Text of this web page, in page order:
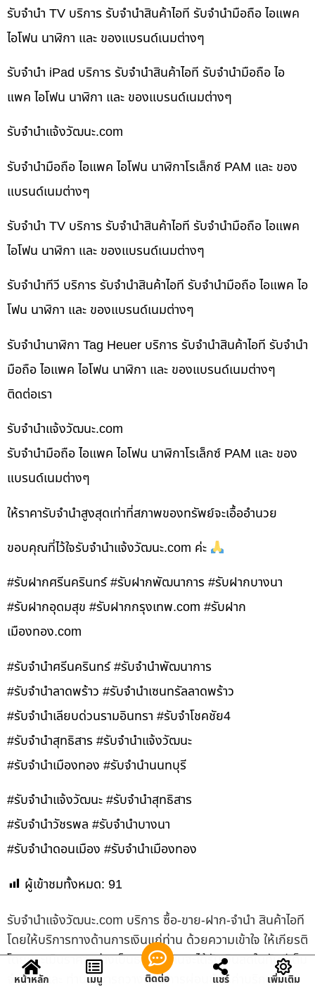
รับจำนำ TV บริการ รับจำนำสินค้าไอที รับจำนำมือถือ ไอแพค
ไอโฟน นาฬิกา และ ของแบรนด์เนมต่างๆ
รับจำนำ iPad บริการ รับจำนำสินค้าไอที รับจำนำมือถือ ไอ
แพค ไอโฟน นาฬิกา และ ของแบรนด์เนมต่างๆ
รับจํานําแจ้งวัฒนะ.com
รับจำนำมือถือ ไอแพค ไอโฟน นาฬิกาโรเล็กซ์ PAM และ ของ
แบรนด์เนมต่างๆ
รับจำนำ TV บริการ รับจำนำสินค้าไอที รับจำนำมือถือ ไอแพค
ไอโฟน นาฬิกา และ ของแบรนด์เนมต่างๆ
รับจำนำทีวี บริการ รับจำนำสินค้าไอที รับจำนำมือถือ ไอแพค ไอ
โฟน นาฬิกา และ ของแบรนด์เนมต่างๆ
รับจำนำนาฬิกา Tag Heuer บริการ รับจำนำสินค้าไอที รับจำนำ
มือถือ ไอแพค ไอโฟน นาฬิกา และ ของแบรนด์เนมต่างๆ
ติดต่อเรา
รับจํานําแจ้งวัฒนะ.com
รับจำนำมือถือ ไอแพค ไอโฟน นาฬิกาโรเล็กซ์ PAM และ ของ
แบรนด์เนมต่างๆ
ให้ราคารับจำนำสูงสุดเท่าที่สภาพของทรัพย์จะเอื้ออำนวย
ขอบคุณที่ไว้ใจรับจำนำแจ้งวัฒนะ.com ค่ะ
#รับฝากศรีนครินทร์ #รับฝากพัฒนาการ #รับฝากบางนา
#รับฝากอุดมสุข #รับฝากกรุงเทพ.com #รับฝาก
เมืองทอง.com
#รับจำนำศรีนครินทร์ #รับจำนำพัฒนาการ
#รับจำนำลาดพร้าว #รับจำนำเซนทรัลลาดพร้าว
#รับจำนำเลียบด่วนรามอินทรา #รับจำโชคชัย4
#รับจำนำสุทธิสาร #รับจำนำแจ้งวัฒนะ
#รับจำนำเมืองทอง #รับจำนำนนทบุรี
#รับจำนำแจ้งวัฒนะ #รับจำนำสุทธิสาร
#รับจำนำวัชรพล #รับจำนำบางนา
#รับจำนำดอนเมือง #รับจำนำเมืองทอง
ผู้เข้าชมทั้งหมด: 91
รับจํานําแจ้งวัฒนะ.com บริการ ซื้อ-ขาย-ฝาก-จำนำ สินค้าไอที
โดยให้บริการทางด้านการเงินแก่ท่าน ด้วยความเข้าใจ ให้เกียรติ
โดยประเมินราคาอย่างเป็นธรรม ท่านจะได้รับเงินสดในทันทีเต็ม
จำนวน และ ท่านสามารถวางแผนการผ่อนชำระค่าบริการได้
หน้าหลัก เมนู ติดต่อ แชร์ เพิ่มเติม